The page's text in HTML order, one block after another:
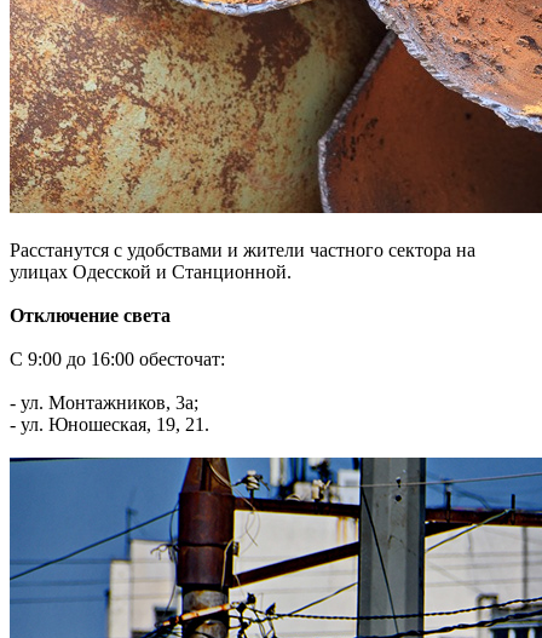
Расстанутся с удобствами и жители частного сектора на
улицах Одесской и Станционной.
Отключение света
С 9:00 до 16:00 обесточат:
- ул. Монтажников, 3а;
- ул. Юношеская, 19, 21.